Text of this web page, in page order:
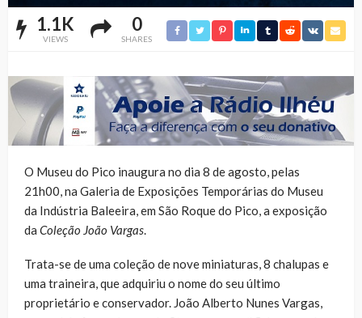
1.1K
VIEWS
0
SHARES
O Museu do Pico inaugura no dia 8 de agosto, pelas
21h00, na Galeria de Exposições Temporárias do Museu
da Indústria Baleeira, em São Roque do Pico, a exposição
da Coleção João Vargas.
Trata-se de uma coleção de nove miniaturas, 8 chalupas e
uma traineira, que adquiriu o nome do seu último
proprietário e conservador. João Alberto Nunes Vargas,